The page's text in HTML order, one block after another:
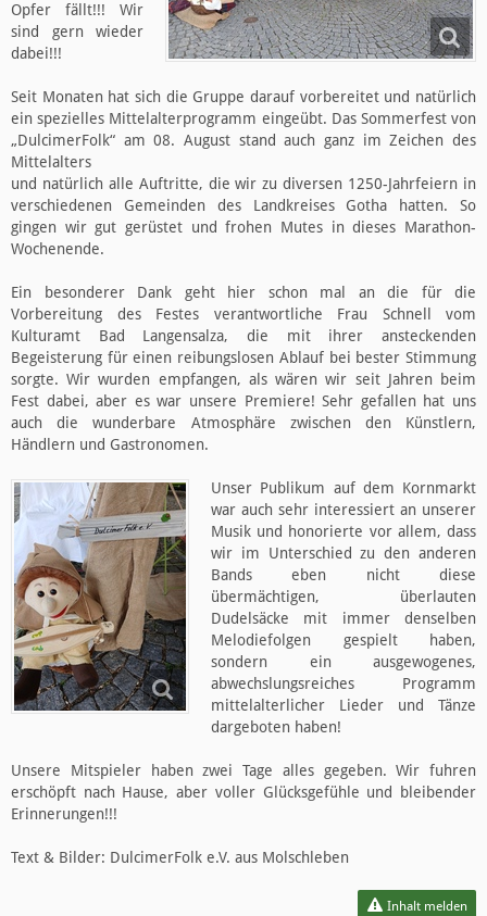
Opfer fällt!!! Wir
sind gern wieder
dabei!!!
Seit Monaten hat sich die Gruppe darauf vorbereitet und natürlich
ein spezielles Mittelalterprogramm eingeübt. Das Sommerfest von
„DulcimerFolk“ am 08. August stand auch ganz im Zeichen des
Mittelalters
und natürlich alle Auftritte, die wir zu diversen 1250-Jahrfeiern in
verschiedenen Gemeinden des Landkreises Gotha hatten. So
gingen wir gut gerüstet und frohen Mutes in dieses Marathon-
Wochenende.
Ein besonderer Dank geht hier schon mal an die für die
Vorbereitung des Festes verantwortliche Frau Schnell vom
Kulturamt Bad Langensalza, die mit ihrer ansteckenden
Begeisterung für einen reibungslosen Ablauf bei bester Stimmung
sorgte. Wir wurden empfangen, als wären wir seit Jahren beim
Fest dabei, aber es war unsere Premiere! Sehr gefallen hat uns
auch die wunderbare Atmosphäre zwischen den Künstlern,
Händlern und Gastronomen.
Unser Publikum auf dem Kornmarkt
war auch sehr interessiert an unserer
Musik und honorierte vor allem, dass
wir im Unterschied zu den anderen
Bands eben nicht diese
übermächtigen, überlauten
Dudelsäcke mit immer denselben
Melodiefolgen gespielt haben,
sondern ein ausgewogenes,
abwechslungsreiches Programm
mittelalterlicher Lieder und Tänze
dargeboten haben!
Unsere Mitspieler haben zwei Tage alles gegeben. Wir fuhren
erschöpft nach Hause, aber voller Glücksgefühle und bleibender
Erinnerungen!!!
Text & Bilder: DulcimerFolk e.V. aus Molschleben
Inhalt melden